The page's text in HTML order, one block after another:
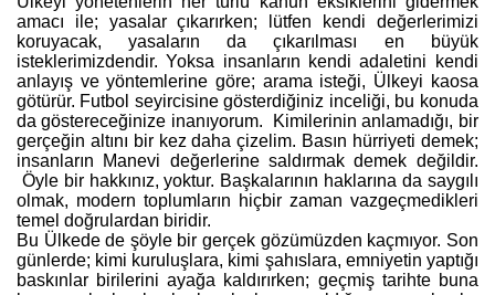
amacı ile; yasalar çıkarırken; lütfen kendi değerlerimizi
koruyacak, yasaların da çıkarılması en büyük
isteklerimizdendir. Yoksa insanların kendi adaletini kendi
anlayış ve yöntemlerine göre; arama isteği, Ülkeyi kaosa
götürür. Futbol seyircisine gösterdiğiniz inceliği, bu konuda
da göstereceğinize inanıyorum. Kimilerinin anlamadığı, bir
gerçeğin altını bir kez daha çizelim. Basın hürriyeti demek;
insanların Manevi değerlerine saldırmak demek değildir.
Öyle bir hakkınız, yoktur. Başkalarının haklarına da saygılı
olmak, modern toplumların hiçbir zaman vazgeçmedikleri
temel doğrulardan biridir.
Bu Ülkede de şöyle bir gerçek gözümüzden kaçmıyor. Son
günlerde; kimi kuruluşlara, kimi şahıslara, emniyetin yaptığı
baskınlar birilerini ayağa kaldırırken; geçmiş tarihte buna